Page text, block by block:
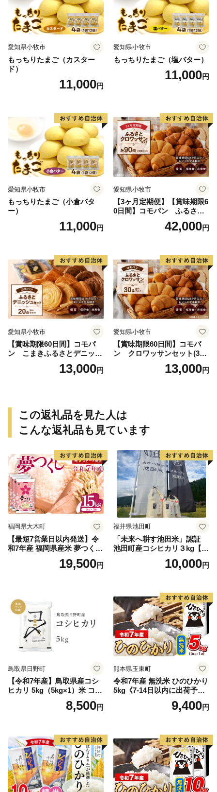
愛知県小牧市
もっちりたまご（カスター
ド）
11,000円
愛知県小牧市
もっちりたまご（塩バター）
11,000円
愛知県小牧市
もっちりたまご（小倉バタ
ー）
11,000円
愛知県小牧市
【3ヶ月定期便】【賞味期限6
0日間】コモパン ふるさと
クロワッサンセット（計90
個）／災害用備蓄 保存食 非
42,000円
愛知県小牧市
【賞味期限60日間】コモパ
ン こまきふるさとデニッシ
ュセット（20個入り）／災害
用備蓄 保存食 非常食 防災グ
13,000円
愛知県小牧市
【賞味期限60日間】コモパ
ン クロワッサンセット(30
個入り)／災害用備蓄 保存食
非常食 防災グッズにも
13,000円
この返礼品を見た人は
こんな返礼品も見ています
福岡県大木町
【最短7営業日以内発送】令
和7年産 福岡県産米 夢つくし
15kg 精米 ※北海道・沖縄・
19,500円
福井県池田町
「未来へ耕す池田米」認証
池田町産コシヒカリ３kg【お
1人様につき３セットまで】
10,000円
鳥取県日野町
【令和7年産】鳥取県産コシ
ヒカリ 5kg（5kg×1）米 コシ
ヒカリ こしひかり お米 白米
精米 5キロ おこめ こめ コメ
野町産 Elevation
8,500円
熊本県玉東町
令和7年産 無洗米 ひのひかり
5kg《7-14日以内に出荷予定
(土日祝除く)》コメ 米 無洗米
高レビュー｜人気米 熊本県
9,400円